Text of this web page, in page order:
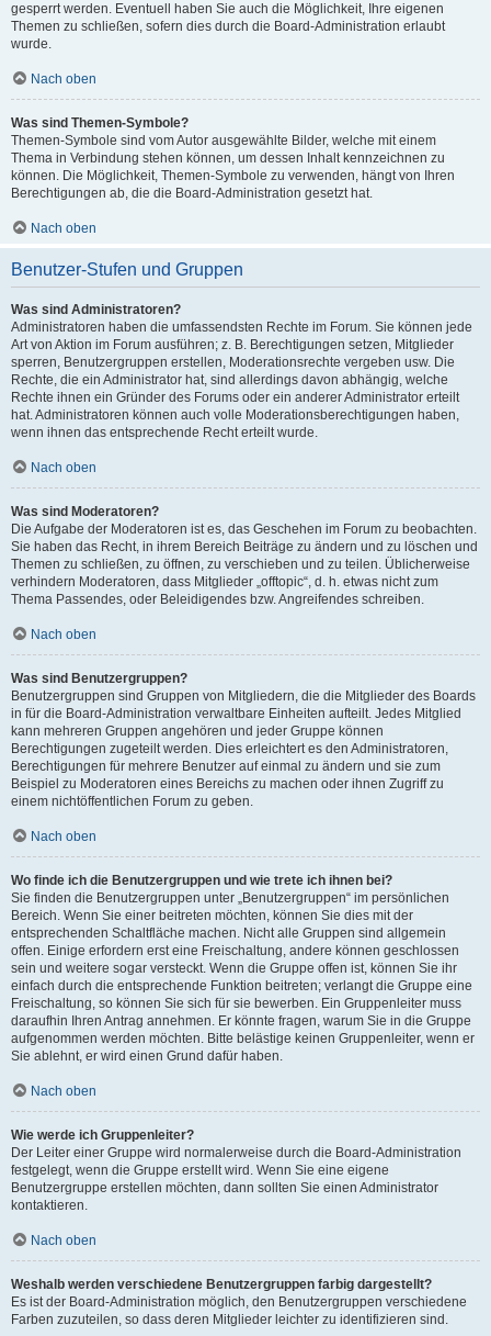
gesperrt werden. Eventuell haben Sie auch die Möglichkeit, Ihre eigenen
Themen zu schließen, sofern dies durch die Board-Administration erlaubt
wurde.
Nach oben
Was sind Themen-Symbole?
Themen-Symbole sind vom Autor ausgewählte Bilder, welche mit einem
Thema in Verbindung stehen können, um dessen Inhalt kennzeichnen zu
können. Die Möglichkeit, Themen-Symbole zu verwenden, hängt von Ihren
Berechtigungen ab, die die Board-Administration gesetzt hat.
Nach oben
Benutzer-Stufen und Gruppen
Was sind Administratoren?
Administratoren haben die umfassendsten Rechte im Forum. Sie können jede
Art von Aktion im Forum ausführen; z. B. Berechtigungen setzen, Mitglieder
sperren, Benutzergruppen erstellen, Moderationsrechte vergeben usw. Die
Rechte, die ein Administrator hat, sind allerdings davon abhängig, welche
Rechte ihnen ein Gründer des Forums oder ein anderer Administrator erteilt
hat. Administratoren können auch volle Moderationsberechtigungen haben,
wenn ihnen das entsprechende Recht erteilt wurde.
Nach oben
Was sind Moderatoren?
Die Aufgabe der Moderatoren ist es, das Geschehen im Forum zu beobachten.
Sie haben das Recht, in ihrem Bereich Beiträge zu ändern und zu löschen und
Themen zu schließen, zu öffnen, zu verschieben und zu teilen. Üblicherweise
verhindern Moderatoren, dass Mitglieder „offtopic“, d. h. etwas nicht zum
Thema Passendes, oder Beleidigendes bzw. Angreifendes schreiben.
Nach oben
Was sind Benutzergruppen?
Benutzergruppen sind Gruppen von Mitgliedern, die die Mitglieder des Boards
in für die Board-Administration verwaltbare Einheiten aufteilt. Jedes Mitglied
kann mehreren Gruppen angehören und jeder Gruppe können
Berechtigungen zugeteilt werden. Dies erleichtert es den Administratoren,
Berechtigungen für mehrere Benutzer auf einmal zu ändern und sie zum
Beispiel zu Moderatoren eines Bereichs zu machen oder ihnen Zugriff zu
einem nichtöffentlichen Forum zu geben.
Nach oben
Wo finde ich die Benutzergruppen und wie trete ich ihnen bei?
Sie finden die Benutzergruppen unter „Benutzergruppen“ im persönlichen
Bereich. Wenn Sie einer beitreten möchten, können Sie dies mit der
entsprechenden Schaltfläche machen. Nicht alle Gruppen sind allgemein
offen. Einige erfordern erst eine Freischaltung, andere können geschlossen
sein und weitere sogar versteckt. Wenn die Gruppe offen ist, können Sie ihr
einfach durch die entsprechende Funktion beitreten; verlangt die Gruppe eine
Freischaltung, so können Sie sich für sie bewerben. Ein Gruppenleiter muss
daraufhin Ihren Antrag annehmen. Er könnte fragen, warum Sie in die Gruppe
aufgenommen werden möchten. Bitte belästige keinen Gruppenleiter, wenn er
Sie ablehnt, er wird einen Grund dafür haben.
Nach oben
Wie werde ich Gruppenleiter?
Der Leiter einer Gruppe wird normalerweise durch die Board-Administration
festgelegt, wenn die Gruppe erstellt wird. Wenn Sie eine eigene
Benutzergruppe erstellen möchten, dann sollten Sie einen Administrator
kontaktieren.
Nach oben
Weshalb werden verschiedene Benutzergruppen farbig dargestellt?
Es ist der Board-Administration möglich, den Benutzergruppen verschiedene
Farben zuzuteilen, so dass deren Mitglieder leichter zu identifizieren sind.